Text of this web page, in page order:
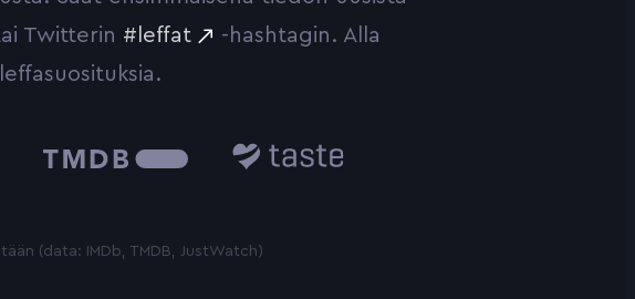
Twitterin #leffat
-hashtagin. Alla
Database
(data: IMDb, TMDB, JustWatch)